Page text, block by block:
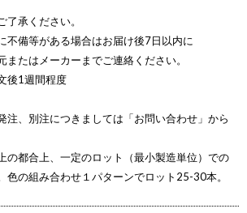
ださい。
る場合はお届け後7日以内に
カーまでご連絡ください。
後1週間程度
注、別注につきましては「お問い合わせ」から
の都合上、一定のロット（最小製造単位）での
色の組み合わせ１パターンでロット25-30本。